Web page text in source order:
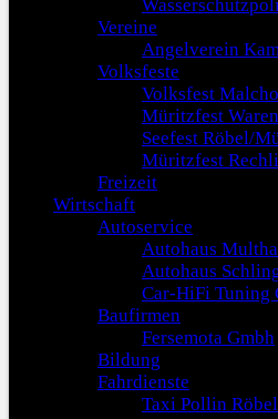
Vereine
Angelverein
Volksfeste
Volksfest
Müritzfest
Seefest Röbel/
Müritzfest
Freizeit
Wirtschaft
Autoservice
Autohaus
Autohaus
Car-HiFi Tuning
Baufirmen
Fersemota Gmbh
Bildung
Fahrdienste
Taxi Pollin